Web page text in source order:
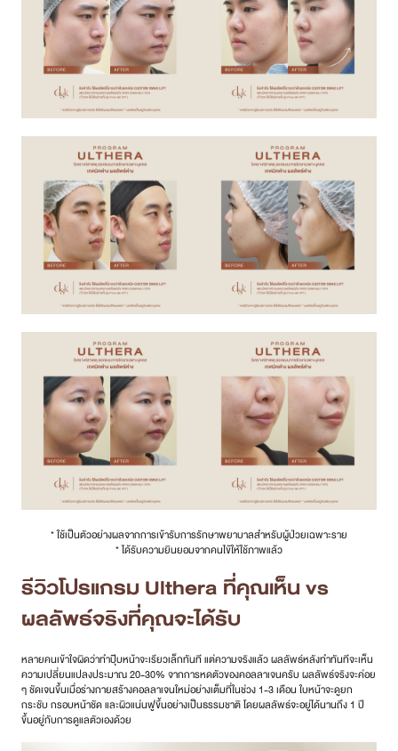
* ใช้เป็นตัวอย่างผลจากการเข้ารับการรักษาพยาบาลสําหรับผู้ป่วยเฉพาะราย
* ได้รับความยินยอมจากคนไข้ให้ใช้ภาพแล้ว
รีวิวโปรแกรม Ulthera ที่คุณเห็น vs
ผลลัพธ์จริงที่คุณจะได้รับ
หลายคนเข้าใจผิดว่าทำปุ๊บหน้าจะเรียวเล็กทันที แต่ความจริงแล้ว ผลลัพธ์หลังทำทันทีจะเห็น
ความเปลี่ยนแปลงประมาณ 20-30% จากการหดตัวของคอลลาเจนครับ ผลลัพธ์จริงจะค่อย
ๆ ชัดเจนขึ้นเมื่อร่างกายสร้างคอลลาเจนใหม่อย่างเต็มที่ในช่วง 1-3 เดือน ใบหน้าจะดูยก
กระชับ กรอบหน้าชัด และผิวแน่นฟูขึ้นอย่างเป็นธรรมชาติ โดยผลลัพธ์จะอยู่ได้นานถึง 1 ปี
ขึ้นอยู่กับการดูแลตัวเองด้วย